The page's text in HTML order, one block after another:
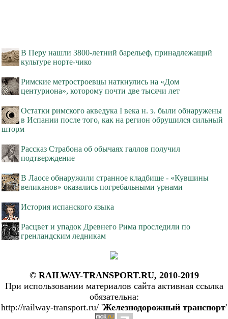
В Перу нашли 3800-летний барельеф, принадлежащий
культуре норте-чико
Римские метростроевцы наткнулись на «Дом
центуриона», которому почти две тысячи лет
Остатки римского акведука I века н. э. были обнаружены
в Испании после того, как на регион обрушился сильный
шторм
Рассказ Страбона об обычаях галлов получил
подтверждение
В Лаосе обнаружили странное кладбище - «Кувшины
великанов» оказались погребальными урнами
История испанского языка
Расцвет и упадок Древнего Рима проследили по
гренландским ледникам
© RAILWAY-TRANSPORT.RU, 2010-2019
При использовании материалов сайта активная ссылка
обязательна:
http://railway-transport.ru/ 'Железнодорожный транспорт'